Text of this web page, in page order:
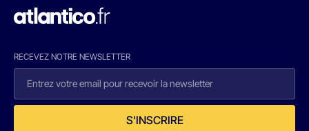
RECEVEZ NOTRE NEWSLETTER
S'INSCRIRE